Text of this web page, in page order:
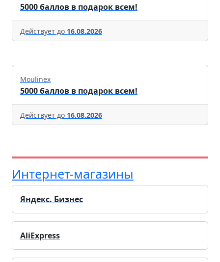
5000 баллов в подарок всем!
Действует до 16.08.2026
Moulinex
5000 баллов в подарок всем!
Действует до 16.08.2026
Интернет-магазины
Яндекс. Бизнес
AliExpress